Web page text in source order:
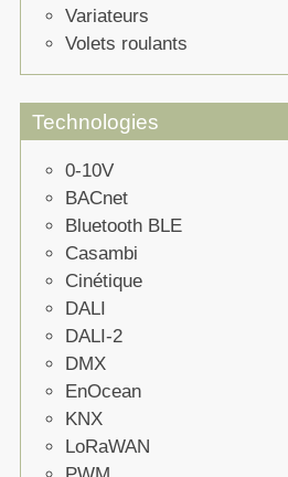
Variateurs
Volets roulants
Technologies
0-10V
BACnet
Bluetooth BLE
Casambi
Cinétique
DALI
DALI-2
DMX
EnOcean
KNX
LoRaWAN